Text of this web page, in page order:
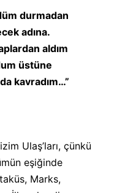
durmadan
adına.
aldım
üstüne
kavradım…”
Ulaş’ları, çünkü
eşiğinde
Marks,